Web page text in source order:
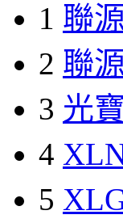
1 聯
2 聯
3 光
4
5